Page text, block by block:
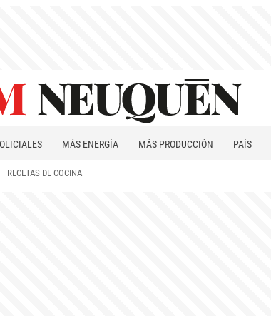
MÁS ENERGÍA MÁS PRODUCCIÓN PAÍS
RECETAS DE COCINA